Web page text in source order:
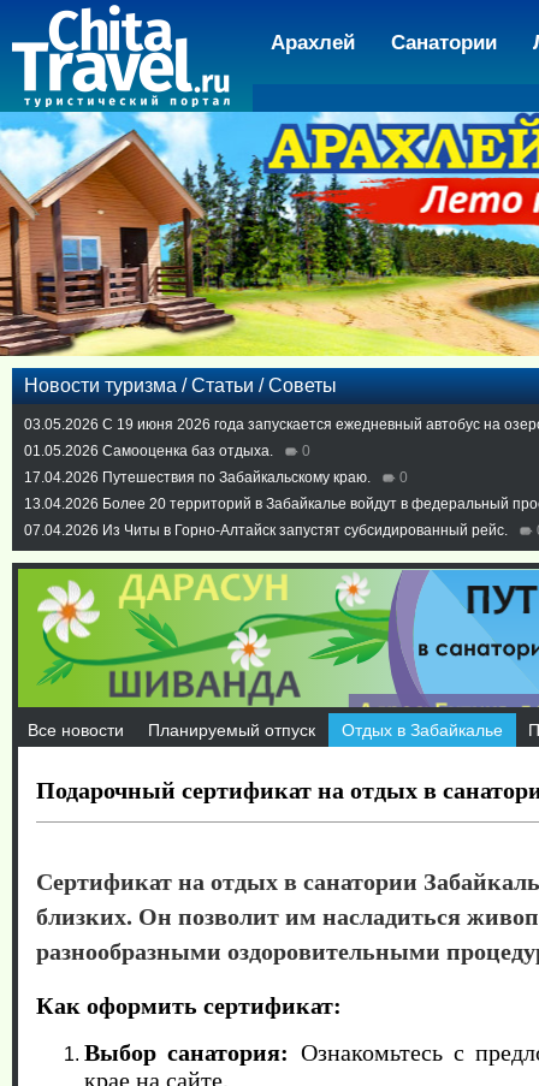
Арахлей Санатории
Новости туризма / Статьи / Советы
03.05.2026 С 19 июня 2026 года запускается ежедневный автобус на
01.05.2026 Самооценка баз отдыха.
0
17.04.2026 Путешествия по Забайкальскому краю.
0
13.04.2026 Более 20 территорий в Забайкалье войдут в федеральный
07.04.2026 Из Читы в Горно-Алтайск запустят субсидированный рейс.
Все новости Планируемый отпуск Отдых в Забайкалье
Подарочный сертификат на отдых в
Сертификат на отдых в санатории
близких. Он позволит им насладиться
разнообразными оздоровительными
Как оформить сертификат:
Выбор санатория: Ознакомьтесь с
крае на сайте.